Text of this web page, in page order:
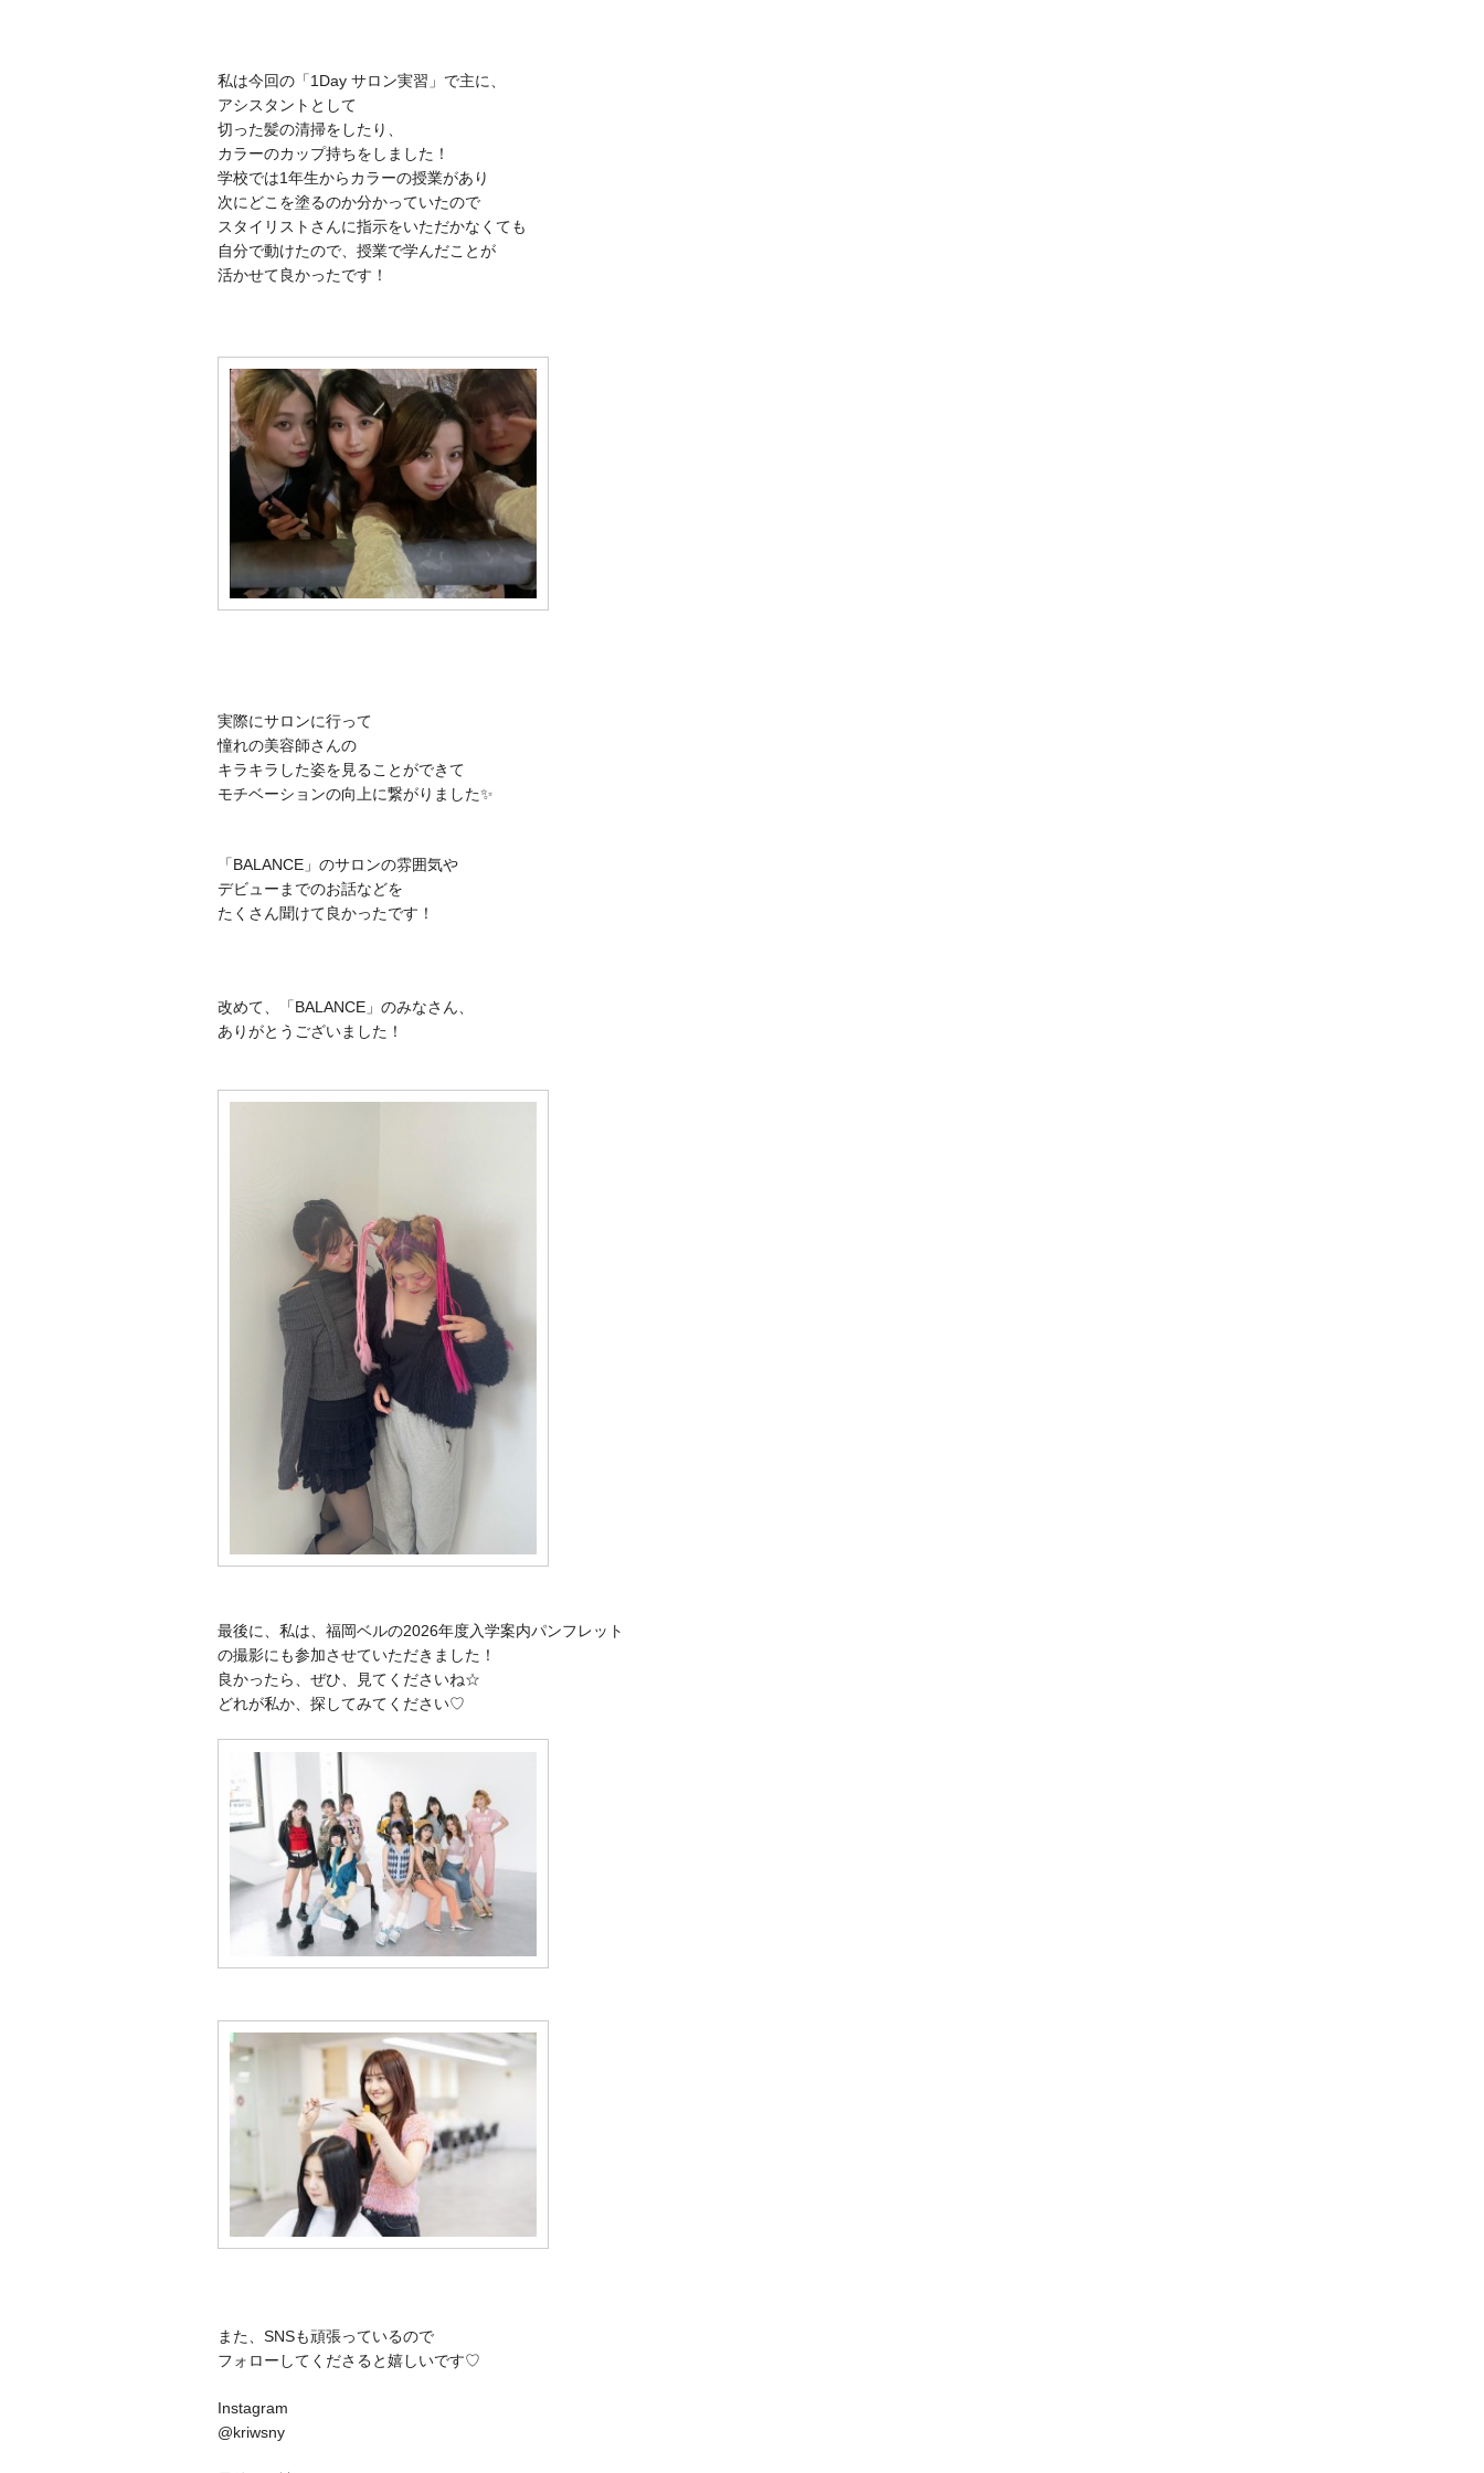
私は今回の「1Day サロン実習」で主に、
アシスタントとして
切った髪の清掃をしたり、
カラーのカップ持ちをしました！
学校では1年生からカラーの授業があり
次にどこを塗るのか分かっていたので
スタイリストさんに指示をいただかなくても
自分で動けたので、授業で学んだことが
活かせて良かったです！
実際にサロンに行って
憧れの美容師さんの
キラキラした姿を見ることができて
モチベーションの向上に繋がりました✨
「BALANCE」のサロンの雰囲気や
デビューまでのお話などを
たくさん聞けて良かったです！
改めて、「BALANCE」のみなさん、
ありがとうございました！
最後に、私は、福岡ベルの2026年度入学案内パンフレット
の撮影にも参加させていただきました！
良かったら、ぜひ、見てくださいね☆
どれが私か、探してみてください♡
また、SNSも頑張っているので
フォローしてくださると嬉しいです♡
Instagram
@kriwsny